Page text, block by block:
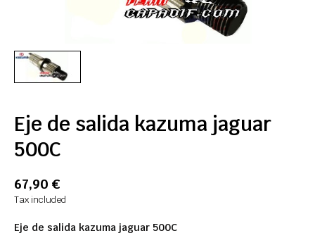
Eje de salida kazuma jaguar
500C
67,90 €
Tax included
Eje de salida kazuma jaguar 500C